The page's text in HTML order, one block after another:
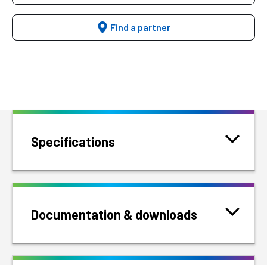
Find a partner
Specifications
Documentation & downloads